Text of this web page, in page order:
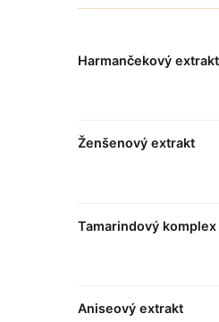
Harmančekový extrakt
Ženšenový extrakt
Tamarindový komplex
Aniseový extrakt